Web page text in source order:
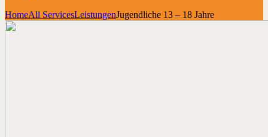
HomeAll ServicesLeistungenJugendliche 13 – 18 Jahre